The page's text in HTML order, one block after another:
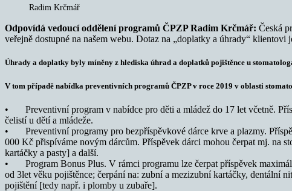
Radim Krčmář
Odpovídá vedoucí oddělení programů ČPZP Radim Krčmář: Česká
veřejně dostupné na našem webu. Dotaz na „doplatky a úhrady“
Úhrady a doplatky byly míněny z hlediska úhrad a doplatků pojištěnce u
V tom případě nabídka preventivních programů ČPZP v roce 2019 v oblasti
• Preventivní program v nabídce pro děti a mládež do 17 let včetně.
čelistí u dětí a mládeže.
• Preventivní programy pro bezpříspěvkové dárce krve a plazmy.
000 Kč přispíváme novým dárcům. Příspěvek dárci mohou čerpat mj. na
kartáčky a pasty] a další.
• Program Bonus Plus. V rámci programu lze čerpat příspěvek
od 3let věku pojištěnce; čerpání na: zubní a mezizubní kartáčky, dentální
pojištění [tedy např. i plomby u zubaře].